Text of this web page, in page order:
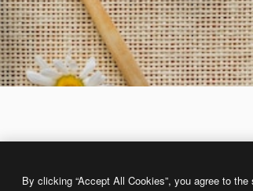
By clicking “Accept All Cookies”, you agree to